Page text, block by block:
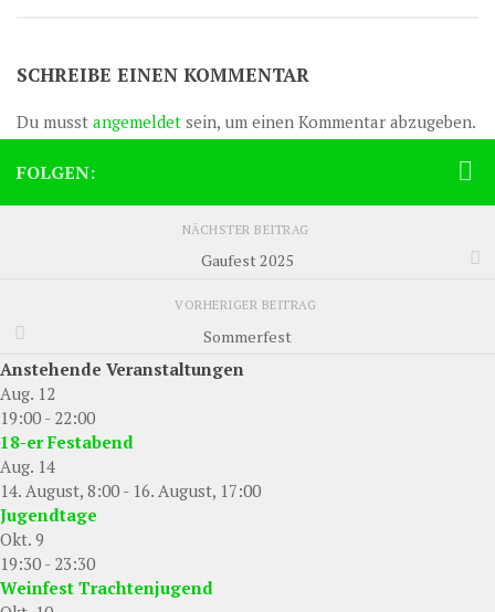
SCHREIBE EINEN KOMMENTAR
Du musst angemeldet sein, um einen Kommentar abzugeben.
FOLGEN:
NÄCHSTER BEITRAG
Gaufest 2025
VORHERIGER BEITRAG
Sommerfest
Anstehende Veranstaltungen
Aug. 12
19:00 - 22:00
18-er Festabend
Aug. 14
14. August, 8:00 - 16. August, 17:00
Jugendtage
Okt. 9
19:30 - 23:30
Weinfest Trachtenjugend